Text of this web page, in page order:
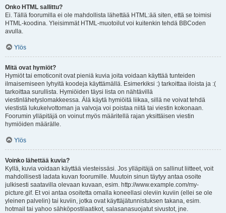
Onko HTML sallittu?
Ei. Tällä foorumilla ei ole mahdollista lähettää HTML:ää siten, että se toimisi
HTML-koodina. Yleisimmät HTML-muotoilut voi kuitenkin tehdä BBCoden
avulla.
Ylös
Mitä ovat hymiöt?
Hymiöt tai emoticonit ovat pieniä kuvia joita voidaan käyttää tunteiden
ilmaisemiseen lyhyitä koodeja käyttämällä. Esimerkiksi :) tarkoittaa iloista ja :(
tarkoittaa surullista. Hymiöiden täysi lista on nähtävillä
viestinlähetyslomakkeessa. Älä käytä hymiöitä liikaa, sillä ne voivat tehdä
viestistä lukukelvottoman ja valvoja voi poistaa niitä tai viestin kokonaan.
Foorumin ylläpitäjä on voinut myös määritellä rajan yksittäisen viestin
hymiöiden määrälle.
Ylös
Voinko lähettää kuvia?
Kyllä, kuvia voidaan käyttää viesteissäsi. Jos ylläpitäjä on sallinut liitteet, voit
mahdollisesti ladata kuvan foorumille. Muutoin sinun täytyy antaa osoite
julkisesti saatavilla olevaan kuvaan, esim. http://www.example.com/my-
picture.gif. Et voi antaa osoitetta omalla koneellasi oleviin kuviin (ellei se ole
yleinen palvelin) tai kuviin, jotka ovat käyttäjätunnistuksen takana, esim.
hotmail tai yahoo sähköpostilaatikot, salasanasuojatut sivustot, jne.